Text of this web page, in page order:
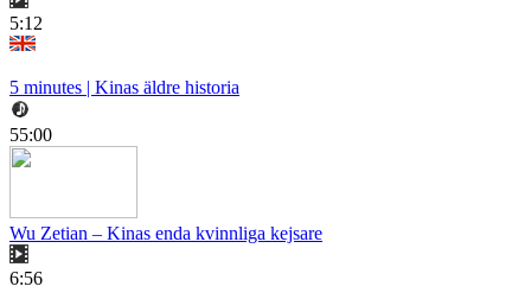
5:12
5 minutes | Kinas äldre historia
55:00
Wu Zetian – Kinas enda kvinnliga kejsare
6:56